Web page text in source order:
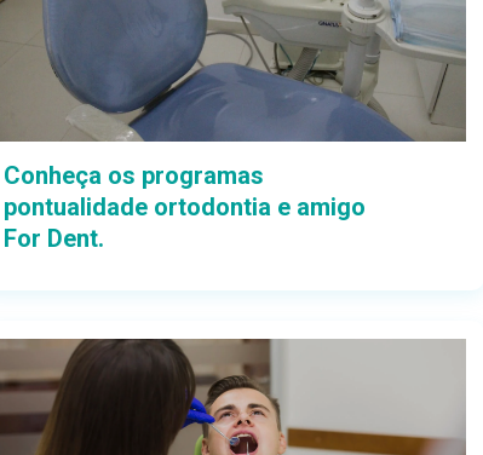
Conheça os programas
pontualidade ortodontia e amigo
For Dent.